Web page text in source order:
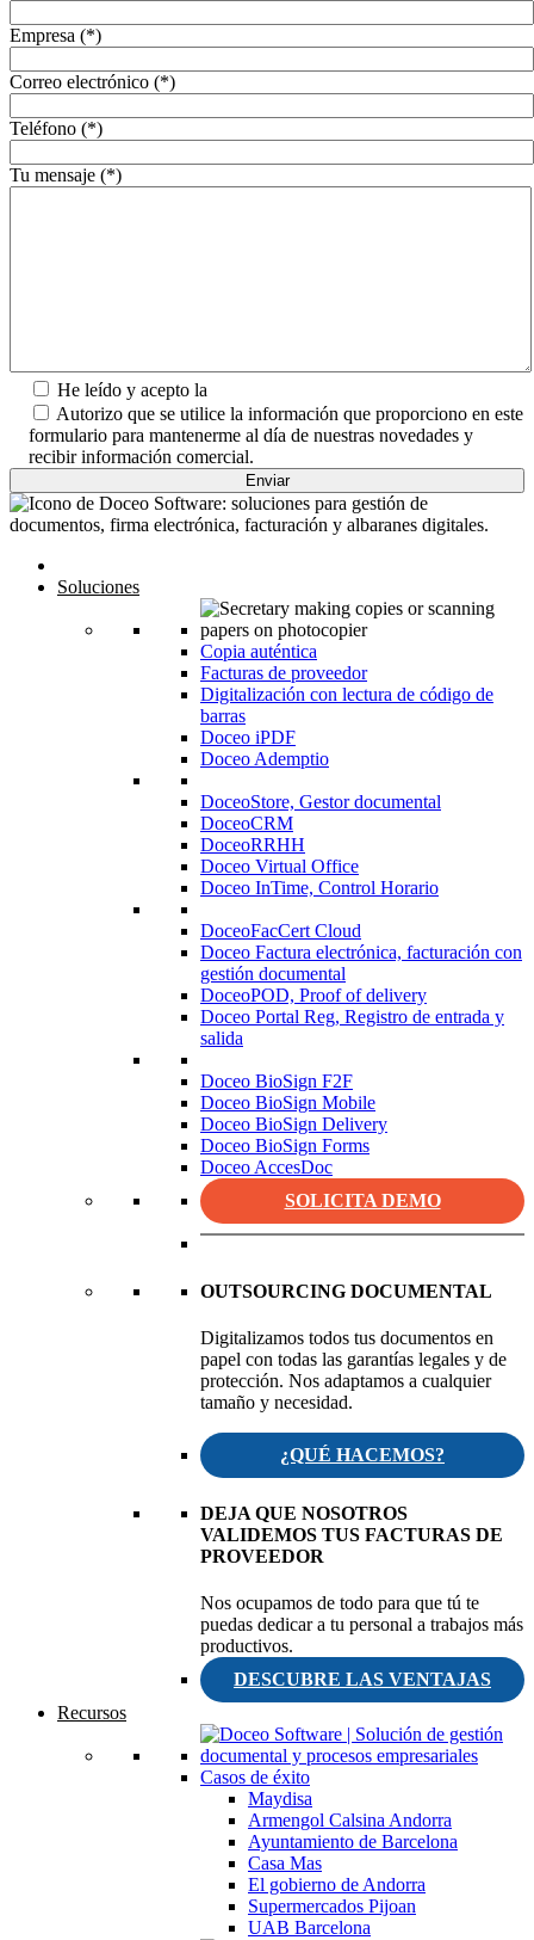
Empresa (*)
Correo electrónico (*)
Teléfono (*)
Tu mensaje (*)
He leído y acepto la
Autorizo que se utilice la información que proporciono en este
formulario para mantenerme al día de nuestras novedades y
recibir información comercial.
Soluciones
Copia auténtica
Facturas de proveedor
Digitalización con lectura de código de
barras
Doceo iPDF
Doceo Ademptio
DoceoStore, Gestor documental
DoceoCRM
DoceoRRHH
Doceo Virtual Office
Doceo InTime, Control Horario
DoceoFacCert Cloud
Doceo Factura electrónica, facturación con
gestión documental
DoceoPOD, Proof of delivery
Doceo Portal Reg, Registro de entrada y
salida
Doceo BioSign F2F
Doceo BioSign Mobile
Doceo BioSign Delivery
Doceo BioSign Forms
Doceo AccesDoc
SOLICITA DEMO
OUTSOURCING DOCUMENTAL
Digitalizamos todos tus documentos en
papel con todas las garantías legales y de
protección. Nos adaptamos a cualquier
tamaño y necesidad.
¿QUÉ HACEMOS?
DEJA QUE NOSOTROS
VALIDEMOS TUS FACTURAS DE
PROVEEDOR
Nos ocupamos de todo para que tú te
puedas dedicar a tu personal a trabajos más
productivos.
DESCUBRE LAS VENTAJAS
Recursos
Casos de éxito
Maydisa
Armengol Calsina Andorra
Ayuntamiento de Barcelona
Casa Mas
El gobierno de Andorra
Supermercados Pijoan
UAB Barcelona